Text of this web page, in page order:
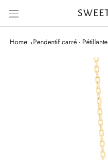
content
Home
Pendentif carré - Pétillante